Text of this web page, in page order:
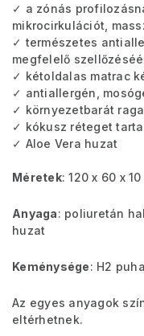
✓ a zónás
mikrocirkulációt,
✓ természetes
megfelelő
✓ kétoldalas matrac
✓ antiallergén,
✓ környezetbarát
✓ kókusz réteget
✓ Aloe Vera huzat
Méretek: 120 x 60 x 10
Anyaga: poliuretán
huzat
Keménysége: H2
Az egyes anyagok
eltérhetnek.